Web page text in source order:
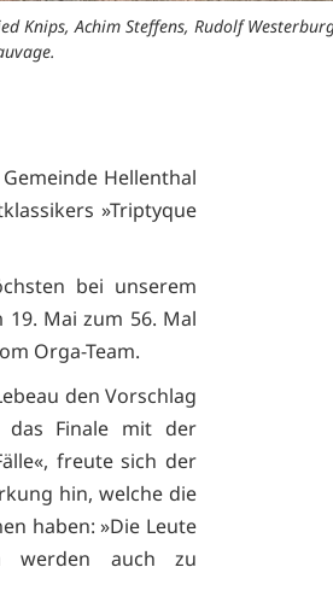
Achim Steffens, Rudolf
Hellenthal
»Triptyque
bei unserem
19. Mai zum 56. Mal
Orga-Team.
den Vorschlag
das Finale mit der
freute sich der
hin, welche die
haben: »Die Leute
werden auch zu